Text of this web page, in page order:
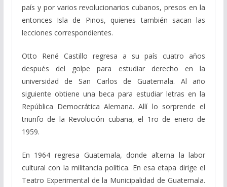
país y por varios revolucionarios cubanos, presos en la
entonces Isla de Pinos, quienes también sacan las
lecciones correspondientes.
Otto René Castillo regresa a su país cuatro años
después del golpe para estudiar derecho en la
universidad de San Carlos de Guatemala. Al año
siguiente obtiene una beca para estudiar letras en la
República Democrática Alemana. Allí lo sorprende el
triunfo de la Revolución cubana, el 1ro de enero de
1959.
En 1964 regresa Guatemala, donde alterna la labor
cultural con la militancia política. En esa etapa dirige el
Teatro Experimental de la Municipalidad de Guatemala.